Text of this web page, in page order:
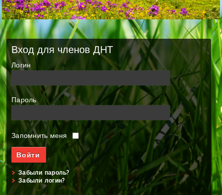
Вход для членов ДНТ
Логин
Пароль
Запомнить меня
Забыли пароль?
Забыли логин?